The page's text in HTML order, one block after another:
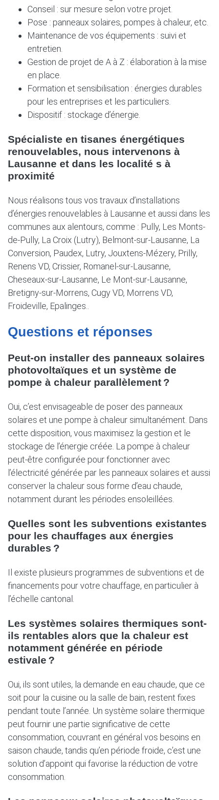
Conseil : sur mesure selon votre projet.
Pose : panneaux solaires, pompes à chaleur, etc.
Maintenance de vos équipements : suivi et
entretien.
Gestion de projet de A à Z : élaboration à la mise
en place.
Formation et sensibilisation : énergies durables
pour les entreprises et les particuliers.
Dispositif : stockage d’énergie.
Spécialiste en tisanes énergétiques
renouvelables, nous intervenons à
Lausanne et dans les localité s à
proximité
Nous réalisons tous vos travaux d’installations
d’énergies renouvelables à Lausanne et aussi dans les
communes aux alentours, comme : Pully, Les Monts-
de-Pully, La Croix (Lutry), Belmont-sur-Lausanne, La
Conversion, Paudex, Lutry, Jouxtens-Mézery, Prilly,
Renens VD, Crissier, Romanel-sur-Lausanne,
Cheseaux-sur-Lausanne, Le Mont-sur-Lausanne,
Bretigny-sur-Morrens, Cugy VD, Morrens VD,
Froideville, Epalinges..
Questions et réponses
Peut-on installer des panneaux solaires
photovoltaïques et un système de
pompe à chaleur parallèlement ?
Oui, c’est envisageable de poser des panneaux
solaires et une pompe à chaleur simultanément. Dans
cette disposition, vous maximisez la gestion et le
stockage de l’énergie créée. La pompe à chaleur
peut-être configurée pour fonctionner avec
l’électricité générée par les panneaux solaires et aussi
conserver la chaleur sous forme d’eau chaude,
notamment durant les périodes ensoleillées.
Quelles sont les subventions existantes
pour les chauffages aux énergies
durables ?
Il existe plusieurs programmes de subventions et de
financements pour votre chauffage, en particulier à
l’échelle cantonal.
Les systèmes solaires thermiques sont-
ils rentables alors que la chaleur est
notamment générée en période
estivale ?
Oui, ils sont utiles, la demande en eau chaude, que ce
soit pour la cuisine ou la salle de bain, restent fixes
pendant toute l’année. Un système solaire thermique
peut fournir une partie significative de cette
consommation, couvrant en général vos besoins en
saison chaude, tandis qu’en période froide, c’est une
solution d’appoint qui favorise la réduction de votre
consommation.